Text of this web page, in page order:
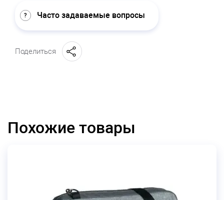
Часто задаваемые вопросы
Поделиться
Похожие товары